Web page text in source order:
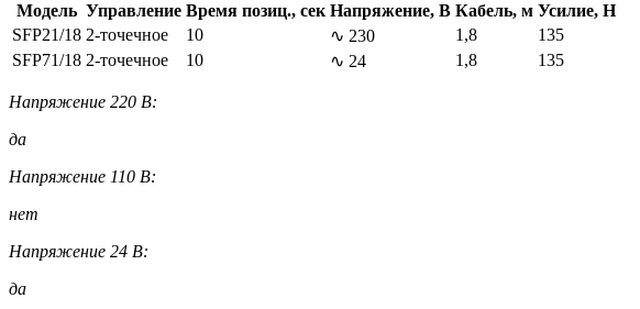
Модель Управление Время позиц., сек Напряжение, В Кабель, м Усилие, Н
SFP21/18 2-точечное 10 ∿ 230 1,8
135
SFP71/18 2-точечное 10 ∿ 24 1,8 135
Напряжение 220 В:
да
Напряжение 110 В:
нет
Напряжение 24 В:
да